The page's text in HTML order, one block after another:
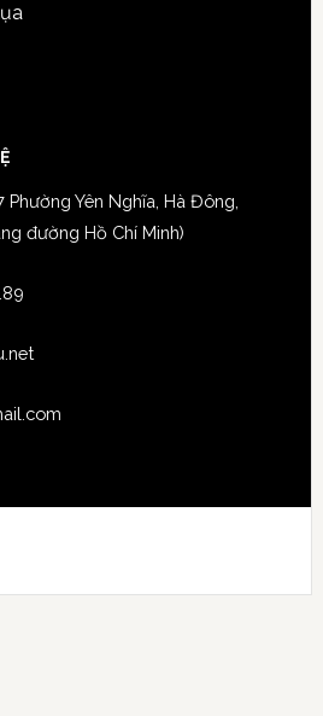
Phường Yên Nghĩa, Hà Đông,
đường Hồ Chí Minh)